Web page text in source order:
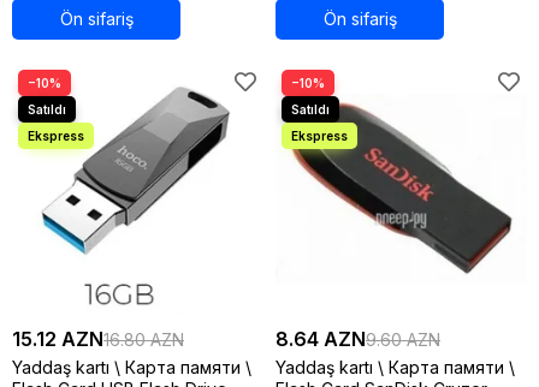
Ön sifariş Ön sifariş
−10%
15.12 AZN16.80 AZN
Yaddaş kartı \ Карта памяти \
−10%
8.64 AZN9.60 AZN
Yaddaş kartı \ Карта памяти \